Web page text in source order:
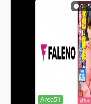
Area51